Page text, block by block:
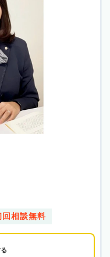
回相談無料